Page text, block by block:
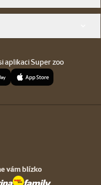
aplikaci Super zoo
vám blízko